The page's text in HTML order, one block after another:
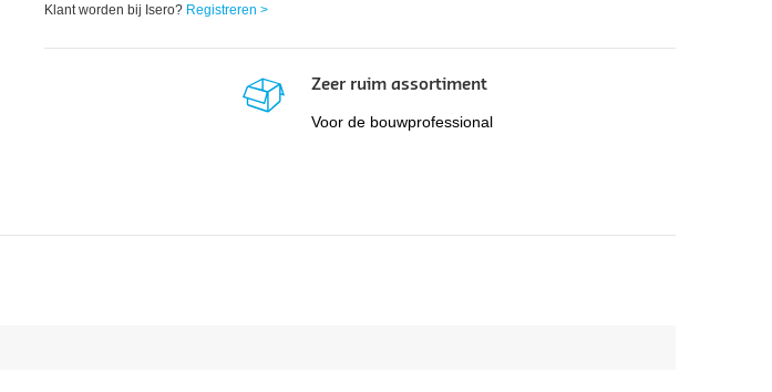
Klant worden bij Isero? Registreren >
Zeer ruim assortiment
Voor de bouwprofessional